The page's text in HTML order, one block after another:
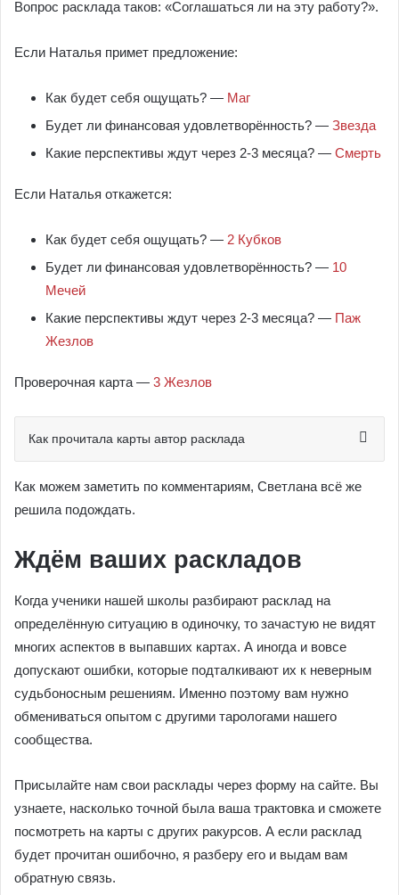
Вопрос расклада таков: «Соглашаться ли на эту работу?».
Если Наталья примет предложение:
Как будет себя ощущать? — Маг
Будет ли финансовая удовлетворённость? — Звезда
Какие перспективы ждут через 2-3 месяца? — Смерть
Если Наталья откажется:
Как будет себя ощущать? — 2 Кубков
Будет ли финансовая удовлетворённость? — 10
Мечей
Какие перспективы ждут через 2-3 месяца? — Паж
Жезлов
Проверочная карта — 3 Жезлов
Как прочитала карты автор расклада
Как можем заметить по комментариям, Светлана всё же
решила подождать.
Ждём ваших раскладов
Когда ученики нашей школы разбирают расклад на
определённую ситуацию в одиночку, то зачастую не видят
многих аспектов в выпавших картах. А иногда и вовсе
допускают ошибки, которые подталкивают их к неверным
судьбоносным решениям. Именно поэтому вам нужно
обмениваться опытом с другими тарологами нашего
сообщества.
Присылайте нам свои расклады через форму на сайте. Вы
узнаете, насколько точной была ваша трактовка и сможете
посмотреть на карты с других ракурсов. А если расклад
будет прочитан ошибочно, я разберу его и выдам вам
обратную связь.